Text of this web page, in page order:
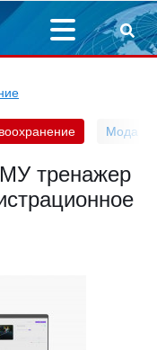
Мода
тренажер